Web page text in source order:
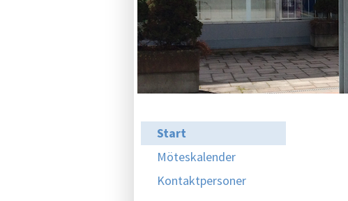
Start
Möteskalender
Kontaktpersoner